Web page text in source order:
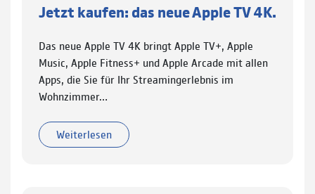
Jetzt kaufen: das neue Apple TV 4K.
Das neue Apple TV 4K bringt Apple TV+, Apple
Music, Apple Fitness+ und Apple Arcade mit allen
Apps, die Sie für Ihr Streamingerlebnis im
Wohnzimmer…
Weiterlesen